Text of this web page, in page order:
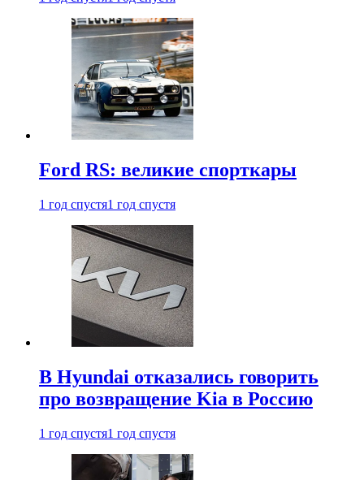
Ford RS: великие спорткары
1 год спустя1 год спустя
В Hyundai отказались говорить
про возвращение Kia в Россию
1 год спустя1 год спустя